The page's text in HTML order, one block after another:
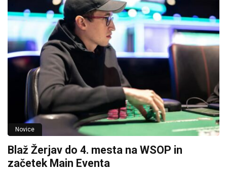
Novice
Blaž Žerjav do 4. mesta na WSOP in
začetek Main Eventa